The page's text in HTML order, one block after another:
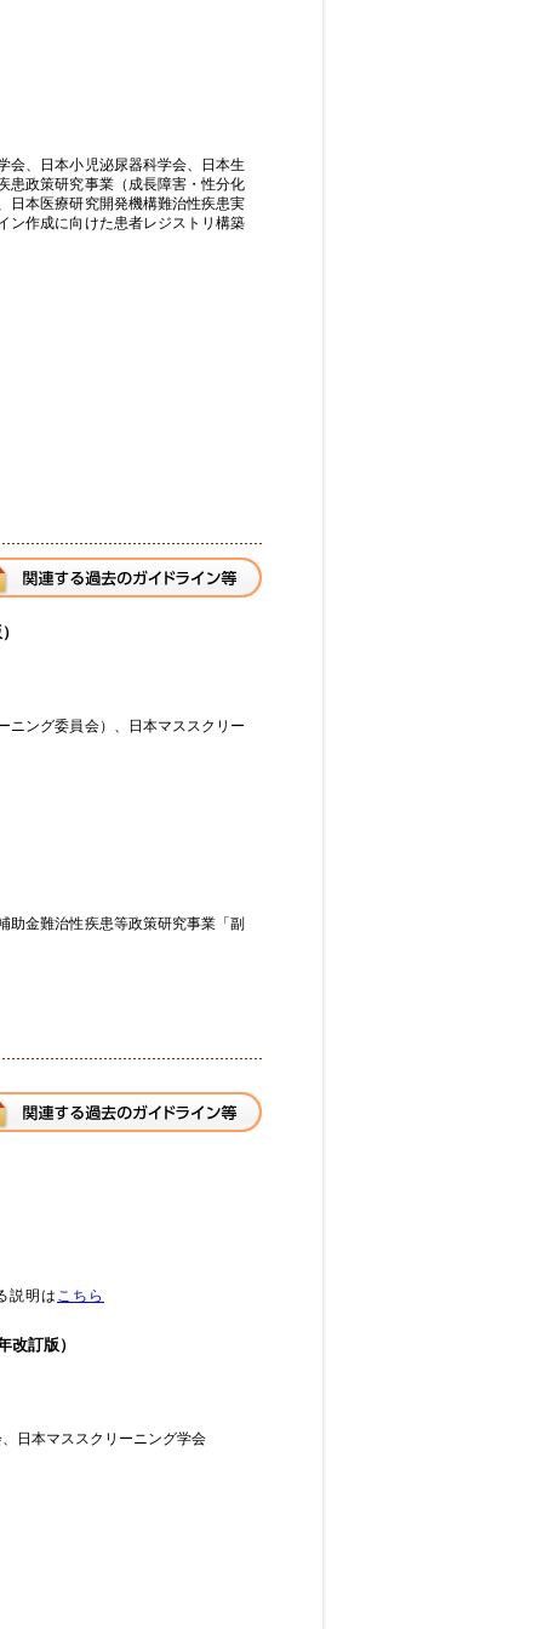
会、日本小児泌尿器科学会、日本生
患政策研究事業（成長障害・性分化
日本医療研究開発機構難治性疾患実
ン作成に向けた患者レジストリ構築
ニング委員会）、日本マススクリー
助金難治性疾患等政策研究事業「副
明は こちら
訂版）
日本マススクリーニング学会